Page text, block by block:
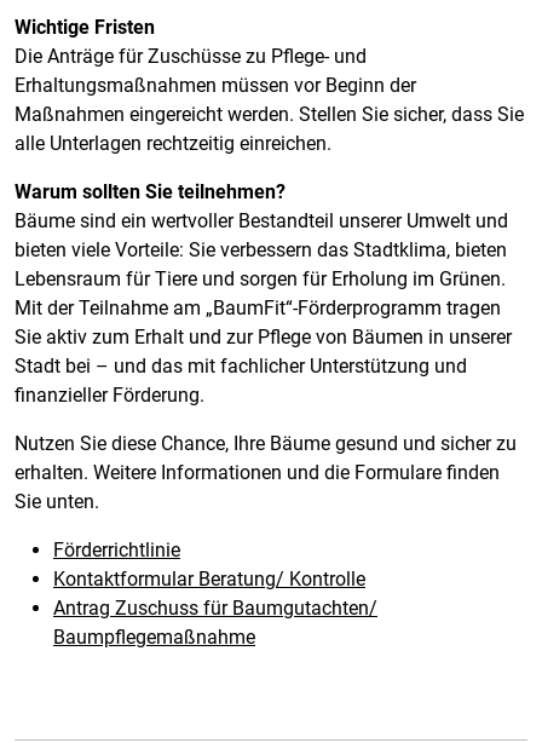
Wichtige Fristen
Die Anträge für Zuschüsse zu Pflege- und
Erhaltungsmaßnahmen müssen vor Beginn der
Maßnahmen eingereicht werden. Stellen Sie sicher, dass Sie
alle Unterlagen rechtzeitig einreichen.
Warum sollten Sie teilnehmen?
Bäume sind ein wertvoller Bestandteil unserer Umwelt und
bieten viele Vorteile: Sie verbessern das Stadtklima, bieten
Lebensraum für Tiere und sorgen für Erholung im Grünen.
Mit der Teilnahme am „BaumFit“-Förderprogramm tragen
Sie aktiv zum Erhalt und zur Pflege von Bäumen in unserer
Stadt bei – und das mit fachlicher Unterstützung und
finanzieller Förderung.
Nutzen Sie diese Chance, Ihre Bäume gesund und sicher zu
erhalten. Weitere Informationen und die Formulare finden
Sie unten.
Förderrichtlinie
Kontaktformular Beratung/ Kontrolle
Antrag Zuschuss für Baumgutachten/
Baumpflegemaßnahme